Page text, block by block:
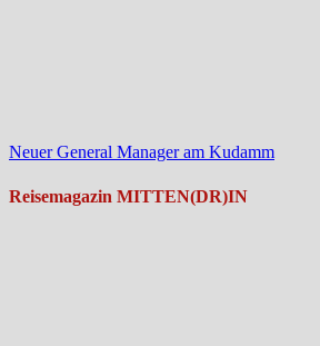
Neuer General Manager am Kudamm
Reisemagazin MITTEN(DR)IN